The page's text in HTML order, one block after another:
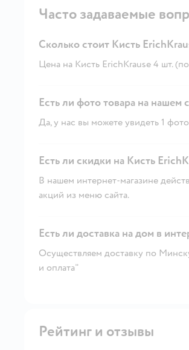
Часто задаваемые
Сколько стоит Кисть
Цена на Кисть ErichKrause 4 шт.
Есть ли фото товара на нашем
Да, у нас вы можете увидеть 1
Есть ли скидки на Кисть
В нашем интернет-магазине
акций из меню сайта.
Есть ли доставка на дом в
Осуществляем доставку по
и оплата"
Рейтинг и отзывы